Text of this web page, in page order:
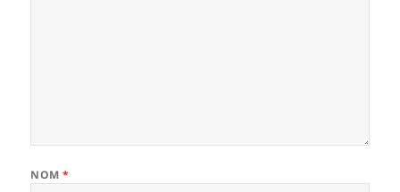
NOM*